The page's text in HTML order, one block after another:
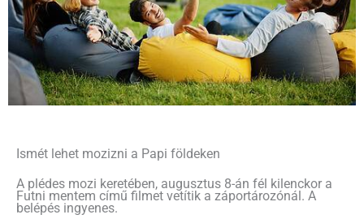
Ismét lehet mozizni a Papi földeken
A plédes mozi keretében, augusztus 8-án fél kilenckor a
Futni mentem című filmet vetítik a záportározónál. A
belépés ingyenes.